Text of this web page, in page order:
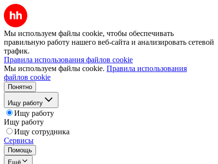
Мы используем файлы cookie, чтобы обеспечивать
правильную работу нашего веб-сайта и анализировать сетевой
трафик.
Правила использования файлов cookie
Мы используем файлы cookie. Правила использования
файлов cookie
Понятно
Ищу работу
Ищу работу
Ищу работу
Ищу сотрудника
Сервисы
Помощь
Ещё